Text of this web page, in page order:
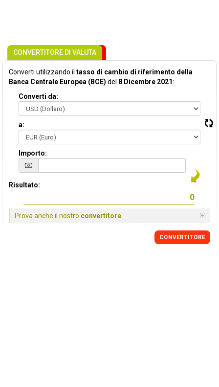
CONVERTITORE DI VALUTA
Converti utilizzando il tasso di cambio di riferimento della
Banca Centrale Europea (BCE) del 8 Dicembre 2021:
Converti da:
a:
Importo:
Risultato:
Prova anche il nostro convertitore
CONVERTITORE